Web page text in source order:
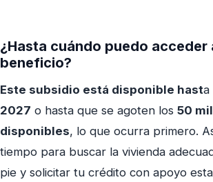
¿Hasta cuándo puedo acceder
beneficio?
Este subsidio está disponible hasta
2027 o hasta que se agoten los 50
disponibles, lo que ocurra primero.
tiempo para buscar la vivienda
pie y solicitar tu crédito con apoyo